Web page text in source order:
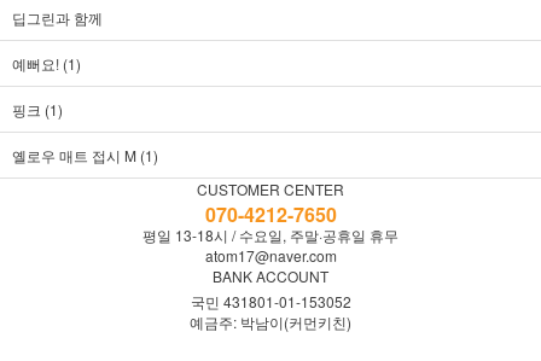
딥그린과 함께
예뻐요! (1)
핑크 (1)
옐로우 매트 접시 M (1)
CUSTOMER CENTER
070-4212-7650
평일 13-18시 / 수요일, 주말·공휴일 휴무
atom17@naver.com
BANK ACCOUNT
국민 431801-01-153052
예금주: 박남이(커먼키친)